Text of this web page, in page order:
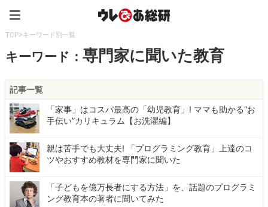
TOP>キーワード別一覧
キーワード：専門家に聞いた教育
記事一覧
「家事」はコスパ最高の「幼児教育」! ママも助かる“お
手伝い”カリキュラム【お洗濯編】
親は苦手でも大丈夫! 「プログラミング教育」上達のコ
ツやおすすめ教材を専門家に聞いた
「子どもを億万長者にする方法」を、話題のプログラミ
ング教育本の著者に聞いてみた